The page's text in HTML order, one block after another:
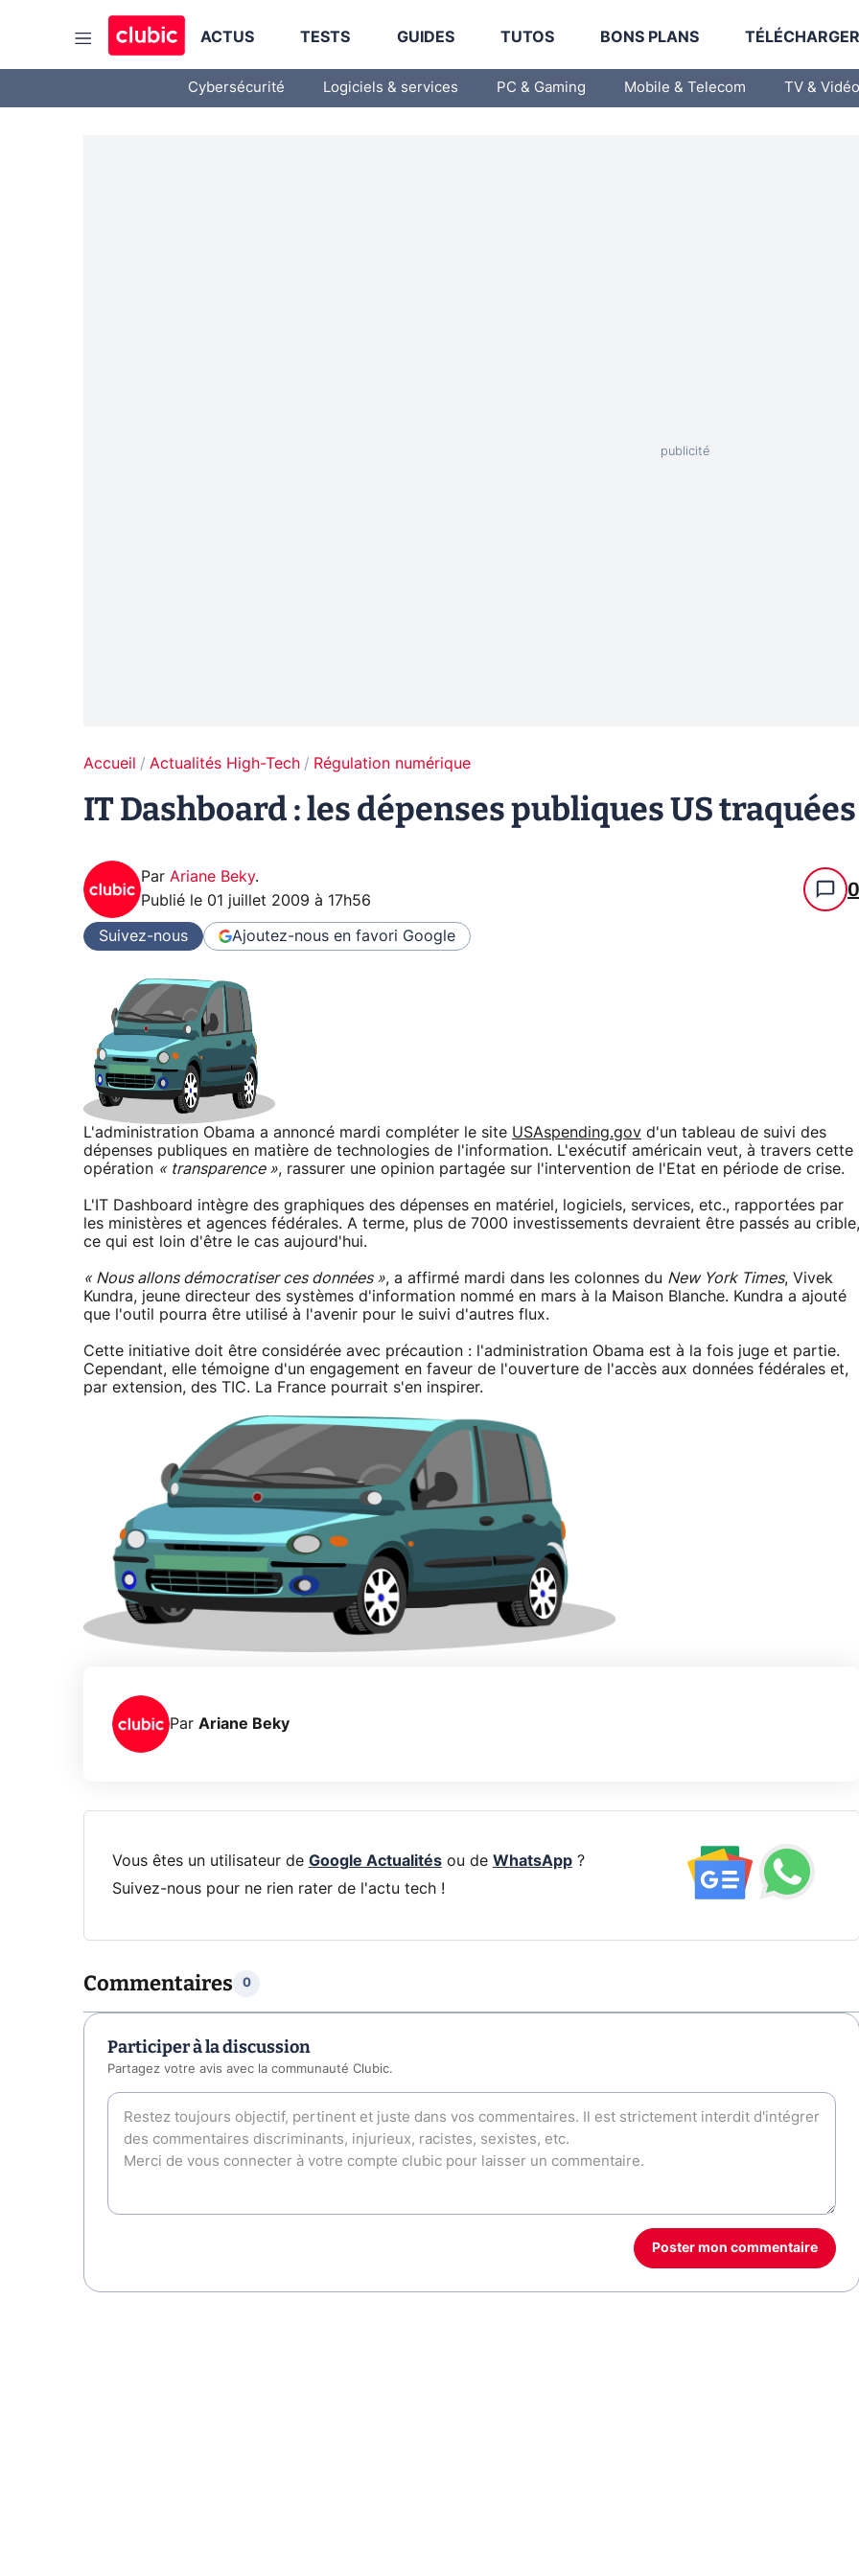
ACTUS TESTS GUIDES TUTOS BONS PLANS
Cybersécurité Logiciels & services PC & Gaming Mobile & Telecom TV & Vidéo
Accueil Actualités High-Tech Régulation numérique
IT Dashboard : les dépenses publiques US traquées
Par Ariane Beky.
Publié le 01 juillet 2009 à 17h56 0
Suivez-nous Ajoutez-nous en favori Google
L'administration Obama a annoncé mardi compléter le site USAspending.gov d'un tableau de suivi des
dépenses publiques en matière de technologies de l'information. L'exécutif américain veut, à travers cette
opération « transparence », rassurer une opinion partagée sur l'intervention de l'Etat en période de crise.
L'IT Dashboard intègre des graphiques des dépenses en matériel, logiciels, services, etc., rapportées par
les ministères et agences fédérales. A terme, plus de 7000 investissements devraient être passés au crible,
ce qui est loin d'être le cas aujourd'hui.
« Nous allons démocratiser ces données », a affirmé mardi dans les colonnes du New York Times, Vivek
Kundra, jeune directeur des systèmes d'information nommé en mars à la Maison Blanche. Kundra a ajouté
que l'outil pourra être utilisé à l'avenir pour le suivi d'autres flux.
Cette initiative doit être considérée avec précaution : l'administration Obama est à la fois juge et partie.
Cependant, elle témoigne d'un engagement en faveur de l'ouverture de l'accès aux données fédérales et,
par extension, des TIC. La France pourrait s'en inspirer.
Par Ariane Beky
Vous êtes un utilisateur de Google Actualitésou de WhatsApp?
Suivez-nous pour ne rien rater de l'actu tech !
Commentaires 0
Participer à la discussion
Partagez votre avis avec la communauté Clubic.
Poster mon commentaire